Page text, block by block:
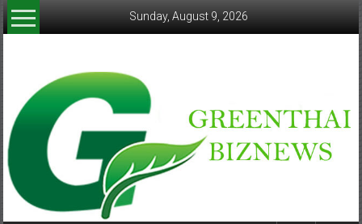
Skip
to
Sunday, August 9, 2026
greenthaibiznews.com